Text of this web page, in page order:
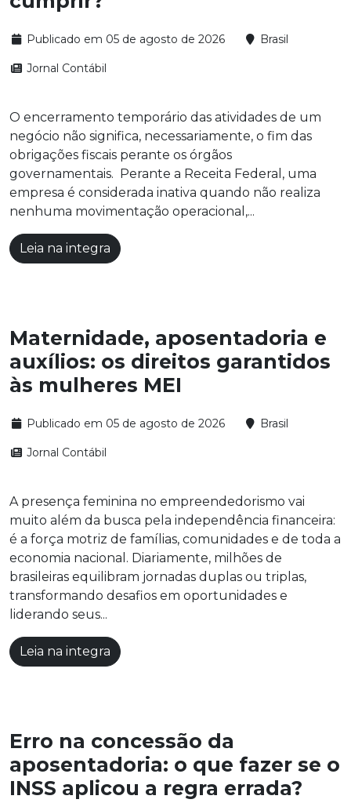
Publicado em 05 de agosto de 2026 Brasil
Jornal Contábil
O encerramento temporário das atividades de um
negócio não significa, necessariamente, o fim das
obrigações fiscais perante os órgãos
governamentais. Perante a Receita Federal, uma
empresa é considerada inativa quando não realiza
nenhuma movimentação operacional,...
Leia na integra
Maternidade, aposentadoria e
auxílios: os direitos garantidos
às mulheres MEI
Publicado em 05 de agosto de 2026 Brasil
Jornal Contábil
A presença feminina no empreendedorismo vai
muito além da busca pela independência financeira:
é a força motriz de famílias, comunidades e de toda a
economia nacional. Diariamente, milhões de
brasileiras equilibram jornadas duplas ou triplas,
transformando desafios em oportunidades e
liderando seus...
Leia na integra
Erro na concessão da
aposentadoria: o que fazer se o
INSS aplicou a regra errada?